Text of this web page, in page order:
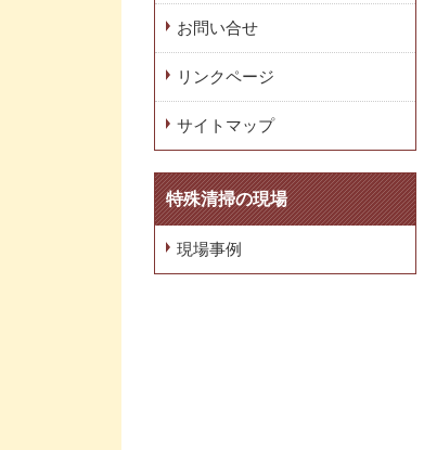
お問い合せ
リンクページ
サイトマップ
特殊清掃の現場
現場事例